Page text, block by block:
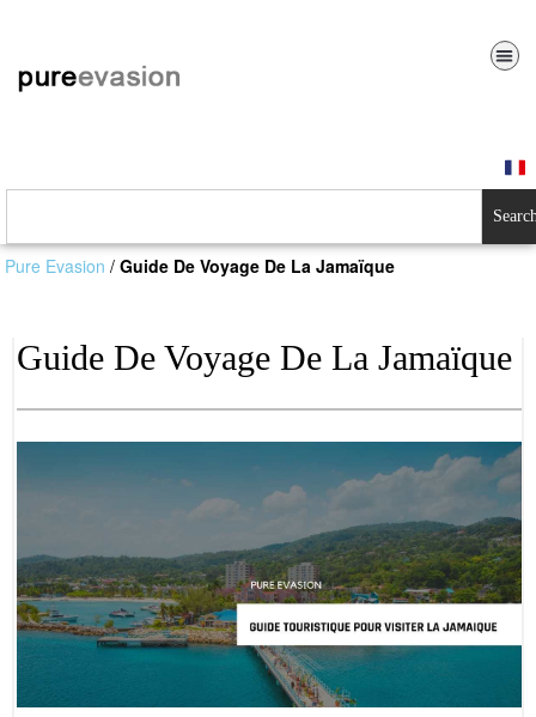
Pure Evasion /Guide De Voyage De La Jamaïque
Guide De Voyage De La Jamaïque